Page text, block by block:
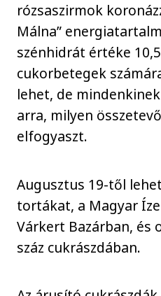
rózsaszirmok
Málna”
szénhidrát értéke
cukorbetegek
lehet, de
arra, milyen
elfogyaszt.
Augusztus 19-től
tortákat, a Magyar
Várkert Bazárban, és
száz cukrászdában.